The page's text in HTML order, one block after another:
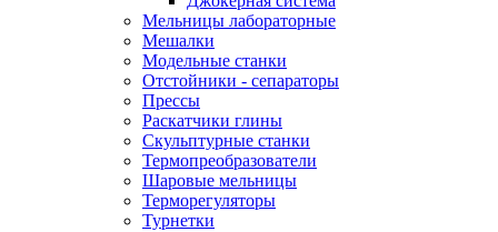
Мельницы лабораторные
Мешалки
Модельные станки
Отстойники - сепараторы
Прессы
Раскатчики глины
Скульптурные станки
Термопреобразователи
Шаровые мельницы
Терморегуляторы
Турнетки